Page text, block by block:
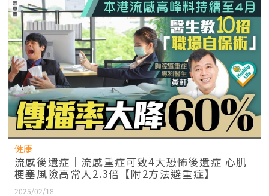
健康
流感後遺症｜流感重症可致4大恐怖後遺症 心肌
梗塞風險高常人2.3倍【附2方法避重症】
2025/02/18